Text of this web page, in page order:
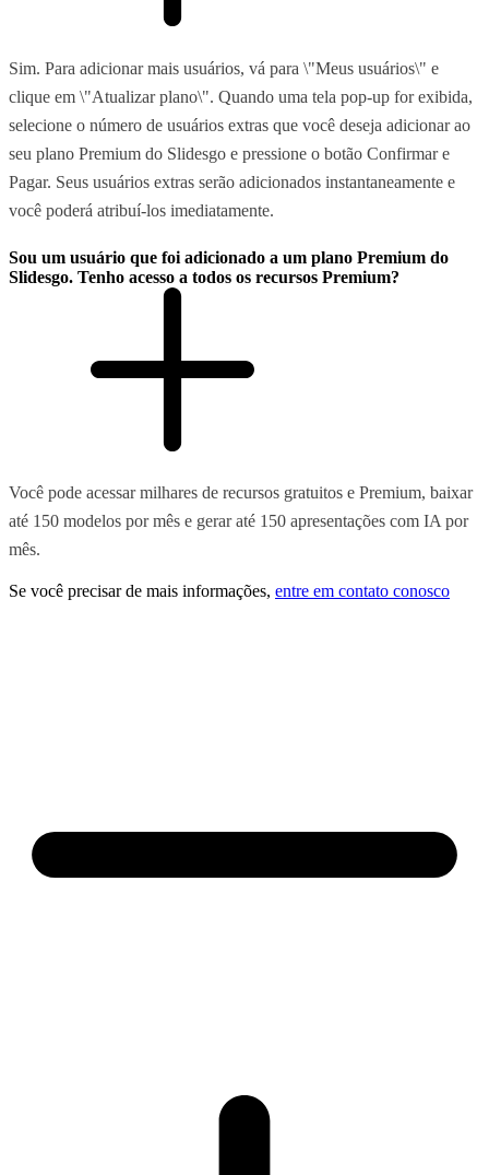
Sim. Para adicionar mais usuários, vá para \"Meus usuários\" e
clique em \"Atualizar plano\". Quando uma tela pop-up for exibida,
selecione o número de usuários extras que você deseja adicionar ao
seu plano Premium do Slidesgo e pressione o botão Confirmar e
Pagar. Seus usuários extras serão adicionados instantaneamente e
você poderá atribuí-los imediatamente.
Sou um usuário que foi adicionado a um plano Premium do
Slidesgo. Tenho acesso a todos os recursos Premium?
Você pode acessar milhares de recursos gratuitos e Premium, baixar
até 150 modelos por mês e gerar até 150 apresentações com IA por
mês.
Se você precisar de mais informações, entre em contato conosco